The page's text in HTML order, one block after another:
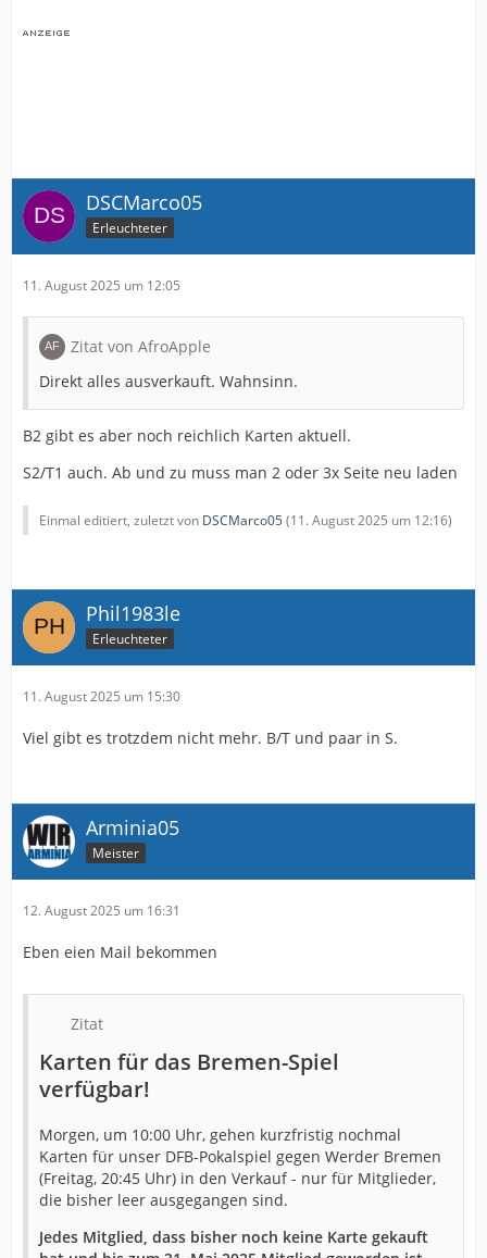
DSCMarco05
Erleuchteter
11. August 2025 um 12:05
Zitat von AfroApple
Direkt alles ausverkauft. Wahnsinn.
B2 gibt es aber noch reichlich Karten aktuell.
S2/T1 auch. Ab und zu muss man 2 oder 3x Seite neu laden
Einmal editiert, zuletzt von DSCMarco05 (11. August 2025 um 12:16)
Phil1983le
Erleuchteter
11. August 2025 um 15:30
Viel gibt es trotzdem nicht mehr. B/T und paar in S.
Arminia05
Meister
12. August 2025 um 16:31
Eben eien Mail bekommen
Zitat
Karten für das Bremen-Spiel
verfügbar!
Morgen, um 10:00 Uhr, gehen kurzfristig nochmal
Karten für unser DFB-Pokalspiel gegen Werder Bremen
(Freitag, 20:45 Uhr) in den Verkauf - nur für Mitglieder,
die bisher leer ausgegangen sind.
Jedes Mitglied, dass bisher noch keine Karte gekauft